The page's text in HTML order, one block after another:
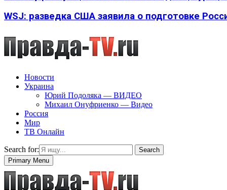
WSJ: разведка США заявила о подготовке
Новости
Украина
Юрий Подоляка — ВИДЕО
Михаил Онуфриенко — Видео
Россия
Мир
ТВ Онлайн
Search for:
Search
Primary Menu